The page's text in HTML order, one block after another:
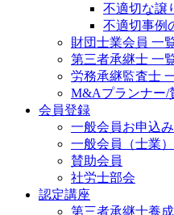
不適切な譲
不適切事例
財団士業会員 一
第三者承継士 一
労務承継監査士
M&Aプランナー
会員登録
一般会員お申込み
一般会員（士業）
賛助会員
社労士部会
認定講座
第三者承継士養